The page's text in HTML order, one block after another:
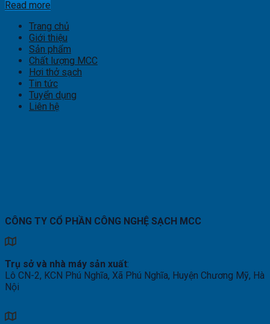
Read more
Trang chủ
Giới thiệu
Sản phẩm
Chất lượng MCC
Hơi thở sạch
Tin tức
Tuyển dụng
Liên hệ
CÔNG TY CỔ PHẦN CÔNG NGHỆ SẠCH MCC
Trụ sở và nhà máy sản xuất:
Lô CN-2, KCN Phú Nghĩa, Xã Phú Nghĩa, Huyện Chương Mỹ, Hà
Nội